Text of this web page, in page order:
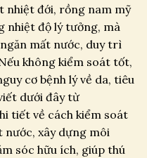
nhiệt đới, rồng nam mỹ
nhiệt độ lý tưởng, mà
mất nước, duy trì
không kiểm soát tốt,
cơ bệnh lý về da, tiêu
dưới đây từ
tiết về cách kiểm soát
nước, xây dựng môi
sóc hữu ích, giúp thú